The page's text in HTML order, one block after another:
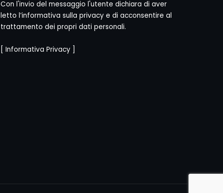
Con l'invio del messaggio l'utente dichiara di aver
letto l’informativa sulla privacy e di acconsentire al
trattamento dei propri dati personali.
[ Informativa Privacy]